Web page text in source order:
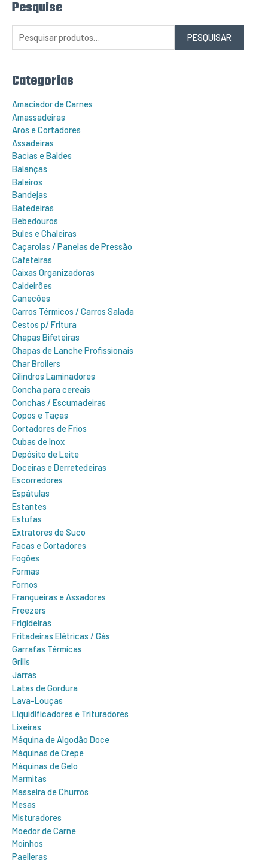
Pesquise
P
e
i
p
:
PESQUISAR
Categorias
Amaciador de Carnes
Amassadeiras
Aros e Cortadores
Assadeiras
Bacias e Baldes
Balanças
Baleiros
Bandejas
Batedeiras
Bebedouros
Bules e Chaleiras
Caçarolas / Panelas de Pressão
Cafeteiras
Caixas Organizadoras
Caldeirões
Canecões
Carros Térmicos / Carros Salada
Cestos p/ Fritura
Chapas Bifeteiras
Chapas de Lanche Profissionais
Char Broilers
Cilindros Laminadores
Concha para cereais
Conchas / Escumadeiras
Copos e Taças
Cortadores de Frios
Cubas de Inox
Depósito de Leite
Doceiras e Derretedeiras
Escorredores
Espátulas
Estantes
Estufas
Extratores de Suco
Facas e Cortadores
Fogões
Formas
Fornos
Frangueiras e Assadores
Freezers
Frigideiras
Fritadeiras Elétricas / Gás
Garrafas Térmicas
Grills
Jarras
Latas de Gordura
Lava-Louças
Liquidificadores e Trituradores
Lixeiras
Máquina de Algodão Doce
Máquinas de Crepe
Máquinas de Gelo
Marmitas
Masseira de Churros
Mesas
Misturadores
Moedor de Carne
Moinhos
Paelleras